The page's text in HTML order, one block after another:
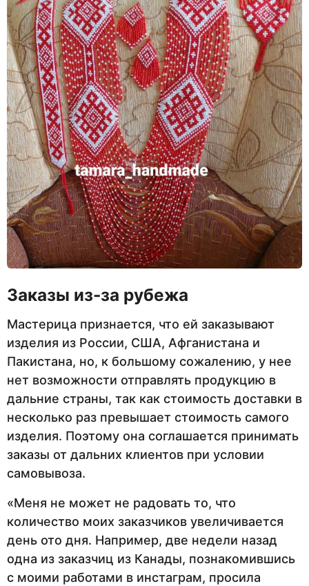
Заказы из-за рубежа
Мастерица признается, что ей заказывают
изделия из России, США, Афганистана и
Пакистана, но, к большому сожалению, у нее
нет возможности отправлять продукцию в
дальние страны, так как стоимость доставки в
несколько раз превышает стоимость самого
изделия. Поэтому она соглашается принимать
заказы от дальних клиентов при условии
самовывоза.
«Меня не может не радовать то, что
количество моих заказчиков увеличивается
день ото дня. Например, две недели назад
одна из заказчиц из Канады, познакомившись
с моими работами в инстаграм, просила